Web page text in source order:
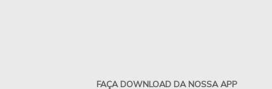
FAÇA DOWNLOAD DA NOSSA APP